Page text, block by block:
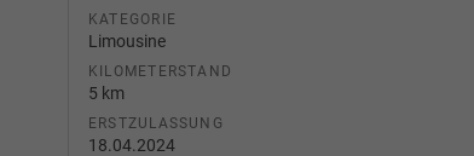
KATEGORIE
Limousine
KILOMETERSTAND
5 km
ERSTZULASSUNG
18.04.2024